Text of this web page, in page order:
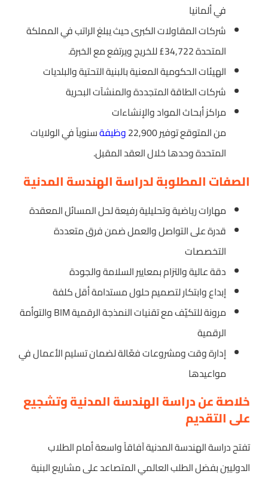
في ألمانيا
شركات المقاولات الكبرى حيث يبلغ الراتب في المملكة
المتحدة ‎£34,722 للخريج ويرتفع مع الخبرة.
الهيئات الحكومية المعنية بالبنية التحتية والبلديات
شركات الطاقة المتجددة والمنشآت البحرية
مراكز أبحاث المواد والإنشاءات
من المتوقع توفير 22,900
وظيفةسنوياً في الولايات
المتحدة وحدها خلال العقد المقبل.
الصفات المطلوبة لدراسة الهندسة المدنية
مهارات رياضية وتحليلية رفيعة لحل المسائل المعقدة
قدرة على التواصل والعمل ضمن فرق متعددة
التخصصات
دقة عالية والتزام بمعايير السلامة والجودة
إبداع وابتكار لتصميم حلول مستدامة أقل كلفة
مرونة للتكيّف مع تقنيات النمذجة الرقمية BIM والتوأمة
الرقمية
إدارة وقت ومشروعات فعّالة لضمان تسليم الأعمال في
مواعيدها
خلاصة عن دراسة الهندسة المدنية وتشجيع
على التقديم
تفتح دراسة الهندسة المدنية آفاقاً واسعة أمام الطلاب
الدوليين بفضل الطلب العالمي المتصاعد على مشاريع البنية